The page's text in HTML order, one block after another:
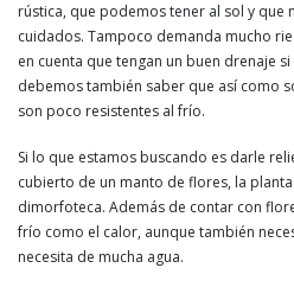
rústica, que podemos tener al sol y que
cuidados. Tampoco demanda mucho
en cuenta que tengan un buen drenaje
debemos también saber que así como
son poco resistentes al frío.
Si lo que estamos buscando es darle
cubierto de un manto de flores, la
dimorfoteca. Además de contar con
frío como el calor, aunque también
necesita de mucha agua.